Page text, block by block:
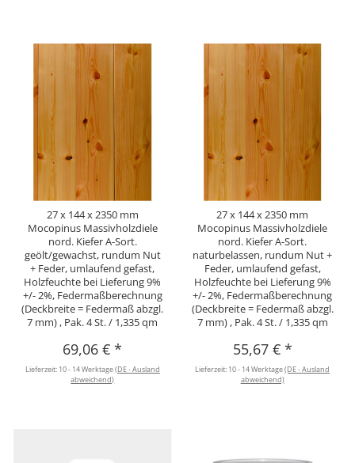
27 x 144 x 2350 mm
Mocopinus Massivholzdiele
nord. Kiefer A-Sort.
geölt/gewachst, rundum Nut
+ Feder, umlaufend gefast,
Holzfeuchte bei Lieferung 9%
+/- 2%, Federmaßberechnung
(Deckbreite = Federmaß abzgl.
7 mm) , Pak. 4 St. / 1,335 qm
69,06 €*
Lieferzeit: 10 - 14 Werktage(DE - Ausland
abweichend)
27 x 144 x 2350 mm
Mocopinus Massivholzdiele
nord. Kiefer A-Sort.
naturbelassen, rundum Nut +
Feder, umlaufend gefast,
Holzfeuchte bei Lieferung 9%
+/- 2%, Federmaßberechnung
(Deckbreite = Federmaß abzgl.
7 mm) , Pak. 4 St. / 1,335 qm
55,67 € *
Lieferzeit: 10 - 14 Werktage(DE - Ausland
abweichend)